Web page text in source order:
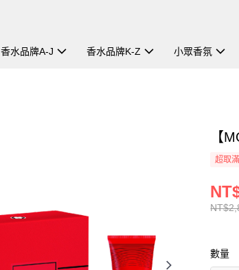
香水品牌A-J 香水品牌K-Z 小眾香氛
【
超取
數量